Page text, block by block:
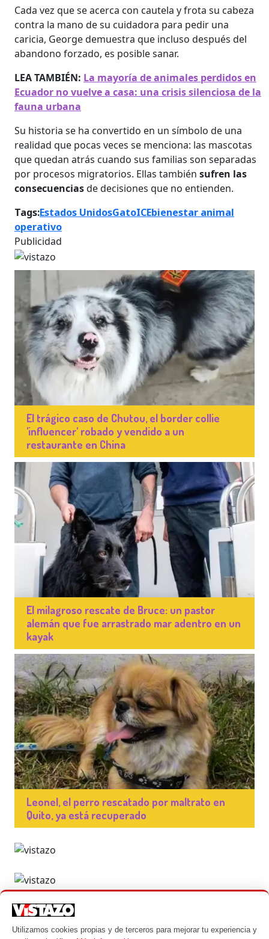
Cada vez que se acerca con cautela y frota su cabeza
contra la mano de su cuidadora para pedir una
caricia, George demuestra que incluso después del
abandono forzado, es posible sanar.
LEA TAMBIÉN: La mayoría de animales perdidos en
Ecuador no vuelve a casa: una crisis silenciosa de la
fauna urbana
Su historia se ha convertido en un símbolo de una
realidad que pocas veces se menciona: las mascotas
que quedan atrás cuando sus familias son separadas
por procesos migratorios. Ellas también sufren las
consecuenciasde decisiones que no entienden.
Tags:Estados UnidosGatoICEbienestar animal
operativo
Publicidad
El trágico caso de Chutou, el border collie
'influencer' robado y vendido a un
restaurante en China
El milagroso rescate de Bruce: un pastor
alemán que fue arrastrado mar adentro en un
kayak
Leonel, el perro rescatado por maltrato en
Quito, ya está recuperado
Utilizamos cookies propias y de terceros para mejorar tu experiencia y